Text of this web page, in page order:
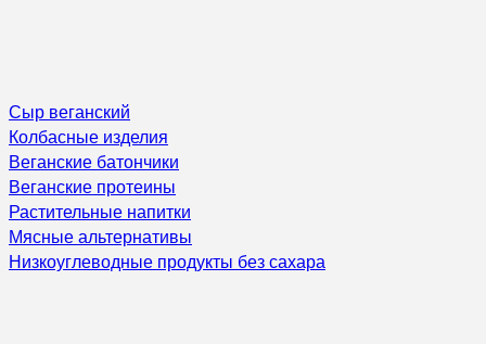
Сыр веганский
Колбасные изделия
Веганские батончики
Веганские протеины
Растительные напитки
Мясные альтернативы
Низкоуглеводные продукты без сахара